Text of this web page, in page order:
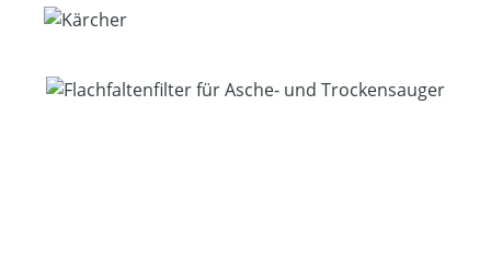
Bildergalerie überspringen